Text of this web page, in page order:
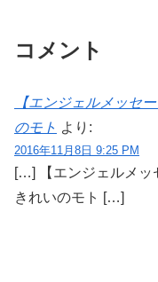
コメント
【エンジェルメッセ
のモト より:
2016年11月8日 9:25 PM
[…] 【エンジェルメッ
きれいのモト […]